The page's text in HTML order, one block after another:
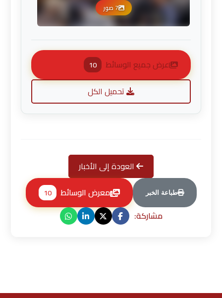
7 صور
عرض جميع الوسائط 10
تحميل الكل
العودة إلى الأخبار
معرض الوسائط
10 طباعة الخبر
مشاركة: